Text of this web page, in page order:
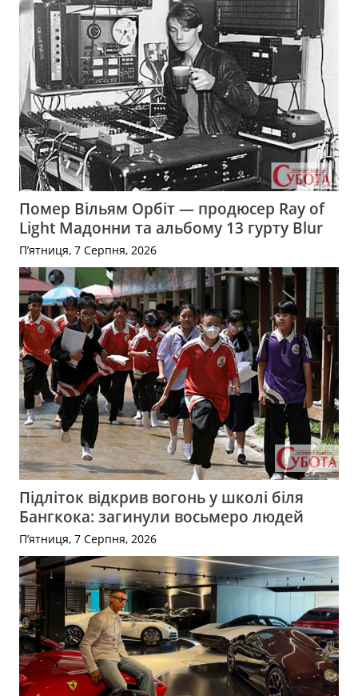
Помер Вільям Орбіт — продюсер Ray of
Light Мадонни та альбому 13 гурту Blur
П’ятниця, 7 Серпня, 2026
Підліток відкрив вогонь у школі біля
Бангкока: загинули восьмеро людей
П’ятниця, 7 Серпня, 2026